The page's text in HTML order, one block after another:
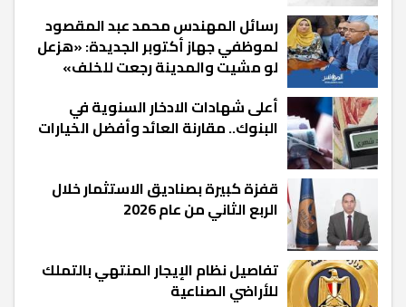
رسائل المهندس محمد عبد المقصود
لموظفي جهاز أكتوبر الجديدة: «هزعل
لو مشيت والمدينة رجعت للخلف»
أعلى شهادات الادخار السنوية في
البنوك.. مقارنة العائد وأفضل الخيارات
قفزة كبيرة بصناديق الاستثمار خلال
الربع الثاني من عام 2026
تفاصيل نظام الإيجار المنتهي بالتملك
للأراضي الصناعية